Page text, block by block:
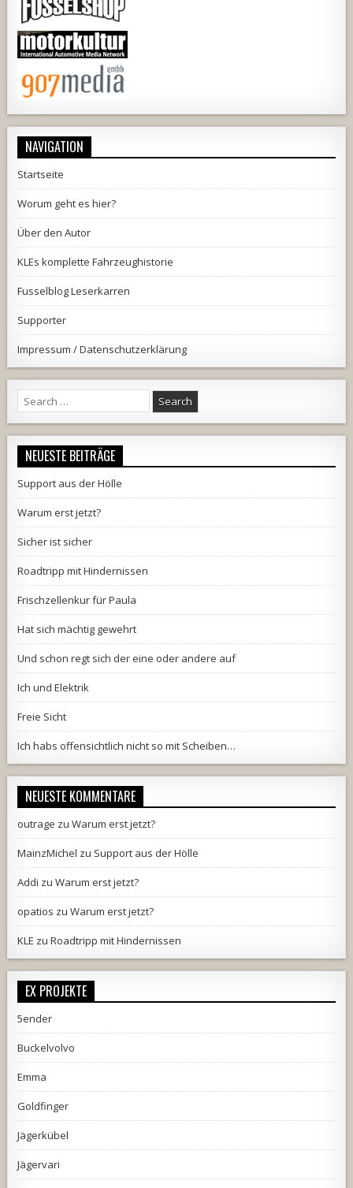
NAVIGATION
Startseite
Worum geht es hier?
Über den Autor
KLEs komplette Fahrzeughistorie
Fusselblog Leserkarren
Supporter
Impressum / Datenschutzerklärung
Search
for:
NEUESTE BEITRÄGE
Support aus der Hölle
Warum erst jetzt?
Sicher ist sicher
Roadtripp mit Hindernissen
Frischzellenkur für Paula
Hat sich mächtig gewehrt
Und schon regt sich der eine oder andere auf
Ich und Elektrik
Freie Sicht
Ich habs offensichtlich nicht so mit Scheiben…
NEUESTE KOMMENTARE
outrage zuWarum erst jetzt?
MainzMichel zu Support aus der Hölle
Addi zuWarum erst jetzt?
opatios zuWarum erst jetzt?
KLE zuRoadtripp mit Hindernissen
EX PROJEKTE
5ender
Buckelvolvo
Emma
Goldfinger
Jägerkübel
Jägervari